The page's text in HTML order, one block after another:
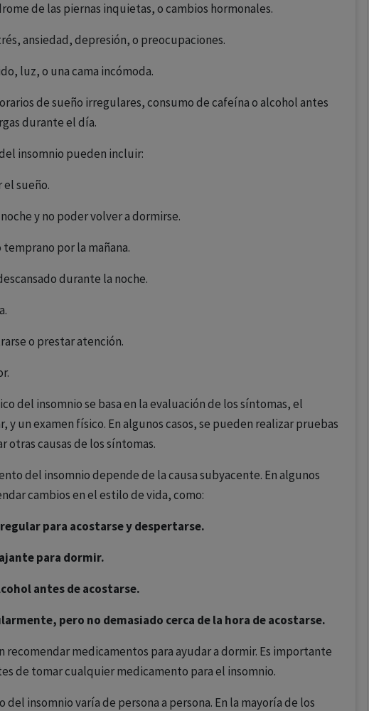
de las piernas inquietas, o cambios hormonales.
ansiedad, depresión, o preocupaciones.
luz, o una cama incómoda.
de sueño irregulares, consumo de cafeína o alcohol antes
durante el día.
insomnio pueden incluir:
sueño.
y no poder volver a dormirse.
por la mañana.
durante la noche.
o prestar atención.
del insomnio se basa en la evaluación de los síntomas, el
y un examen físico. En algunos casos, se pueden realizar pruebas
otras causas de los síntomas.
del insomnio depende de la causa subyacente. En algunos
cambios en el estilo de vida, como:
para acostarse y despertarse.
para dormir.
antes de acostarse.
pero no demasiado cerca de la hora de acostarse.
recomendar medicamentos para ayudar a dormir. Es importante
de tomar cualquier medicamento para el insomnio.
del insomnio varía de persona a persona. En la mayoría de los